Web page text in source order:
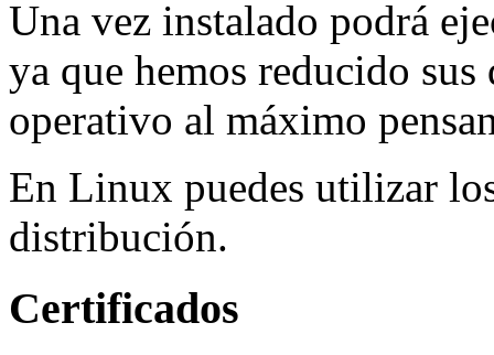
Una vez instalado podrá
ya que hemos reducido sus
operativo al máximo
En Linux puedes utilizar
distribución.
Certificados